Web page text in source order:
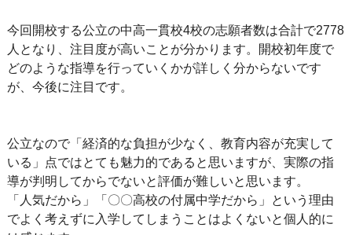
今回開校する公立の中高一貫校4校の志願者数は合計で2778
人となり、注目度が高いことが分かります。開校初年度で
どのような指導を行っていくかが詳しく分からないです
が、今後に注目です。
公立なので「経済的な負担が少なく、教育内容が充実して
いる」点ではとても魅力的であると思いますが、実際の指
導が判明してからでないと評価が難しいと思います。
「人気だから」「〇〇高校の付属中学だから」という理由
でよく考えずに入学してしまうことはよくないと個人的に